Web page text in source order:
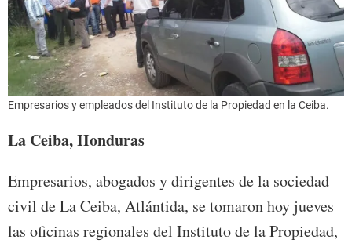
Empresarios y empleados del Instituto de la Propiedad en la Ceiba.
La Ceiba, Honduras
Empresarios, abogados y dirigentes de la sociedad
civil de La Ceiba, Atlántida, se tomaron hoy jueves
las oficinas regionales del Instituto de la Propiedad,